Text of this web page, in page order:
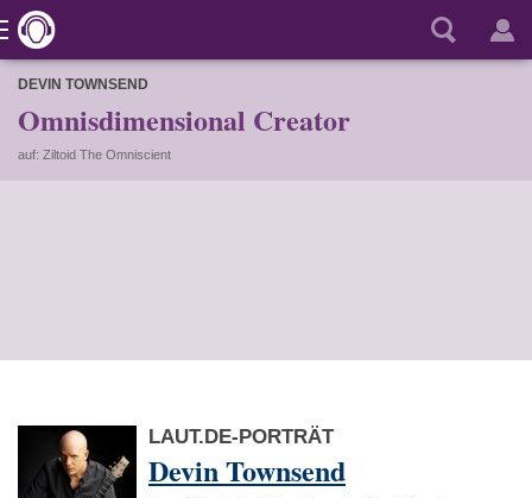
DEVIN TOWNSEND
Omnisdimensional Creator
auf: Ziltoid The Omniscient
LAUT.DE-PORTRÄT
Devin Townsend